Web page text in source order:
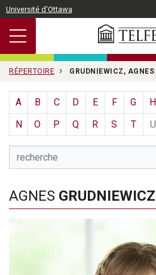
Passer au contenu principal
Université d'Ottawa
RÉPERTOIRE GRUDNIEWICZ, AGNES
A B C D E F G H
N
O P Q R S T U
AGNES GRUDNIEWICZ